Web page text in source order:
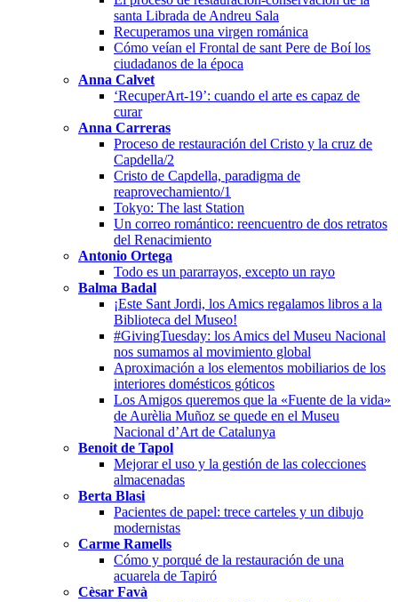
santa Librada de Andreu Sala
Recuperamos una virgen románica
Cómo veían el Frontal de sant Pere de Boí los
ciudadanos de la época
Anna Calvet
‘RecuperArt-19’: cuando el arte es capaz de
curar
Anna Carreras
Proceso de restauración del Cristo y la cruz de
Capdella/2
Cristo de Capdella, paradigma de
reaprovechamiento/1
Tokyo: The last Station
Un correo romántico: reencuentro de dos retratos
del Renacimiento
Antonio Ortega
Todo es un pararrayos, excepto un rayo
Balma Badal
¡Este Sant Jordi, los Amics regalamos libros a la
Biblioteca del Museo!
#GivingTuesday: los Amics del Museu Nacional
nos sumamos al movimiento global
Aproximación a los elementos mobiliarios de los
interiores domésticos góticos
Los Amigos queremos que la «Fuente de la vida»
de Aurèlia Muñoz se quede en el Museu
Nacional d’Art de Catalunya
Benoit de Tapol
Mejorar el uso y la gestión de las colecciones
almacenadas
Berta Blasi
Pacientes de papel: trece carteles y un dibujo
modernistas
Carme Ramells
Cómo y porqué de la restauración de una
acuarela de Tapiró
Cèsar Favà